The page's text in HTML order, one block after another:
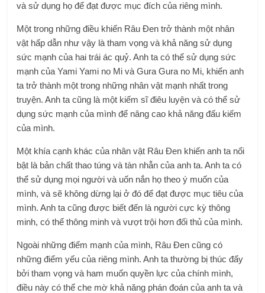
và sử dụng họ để đạt được mục đích của riêng mình.
Một trong những điều khiến Râu Đen trở thành một nhân
vật hấp dẫn như vậy là tham vọng và khả năng sử dụng
sức mạnh của hai trái ác quỷ. Anh ta có thể sử dụng sức
mạnh của Yami Yami no Mi và Gura Gura no Mi, khiến anh
ta trở thành một trong những nhân vật mạnh nhất trong
truyện. Anh ta cũng là một kiếm sĩ điêu luyện và có thể sử
dụng sức mạnh của mình để nâng cao khả năng đấu kiếm
của mình.
Một khía cạnh khác của nhân vật Râu Đen khiến anh ta nổi
bật là bản chất thao túng và tàn nhẫn của anh ta. Anh ta có
thể sử dụng mọi người và uốn nắn họ theo ý muốn của
mình, và sẽ không dừng lại ở đó để đạt được mục tiêu của
mình. Anh ta cũng được biết đến là người cực kỳ thông
minh, có thể thông minh và vượt trội hơn đối thủ của mình.
Ngoài những điểm mạnh của mình, Râu Đen cũng có
những điểm yếu của riêng mình. Anh ta thường bị thúc đẩy
bởi tham vọng và ham muốn quyền lực của chính mình,
điều này có thể che mờ khả năng phán đoán của anh ta và